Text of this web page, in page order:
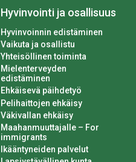
Hyvinvointi ja osallisuus
Hyvinvoinnin edistäminen
Vaikuta ja osallistu
Yhteisöllinen toiminta
Mielenterveyden
edistäminen
Ehkäisevä päihdetyö
Pelihaittojen ehkäisy
Väkivallan ehkäisy
Maahanmuuttajalle – For
immigrants
Ikääntyneiden palvelut